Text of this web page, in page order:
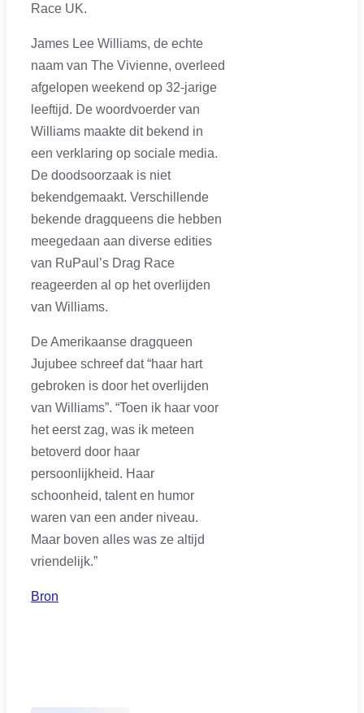
Race UK.
James Lee Williams, de echte
naam van The Vivienne, overleed
afgelopen weekend op 32-jarige
leeftijd. De woordvoerder van
Williams maakte dit bekend in
een verklaring op sociale media.
De doodsoorzaak is niet
bekendgemaakt. Verschillende
bekende dragqueens die hebben
meegedaan aan diverse edities
van RuPaul’s Drag Race
reageerden al op het overlijden
van Williams.
De Amerikaanse dragqueen
Jujubee schreef dat “haar hart
gebroken is door het overlijden
van Williams”. “Toen ik haar voor
het eerst zag, was ik meteen
betoverd door haar
persoonlijkheid. Haar
schoonheid, talent en humor
waren van een ander niveau.
Maar boven alles was ze altijd
vriendelijk.”
Bron